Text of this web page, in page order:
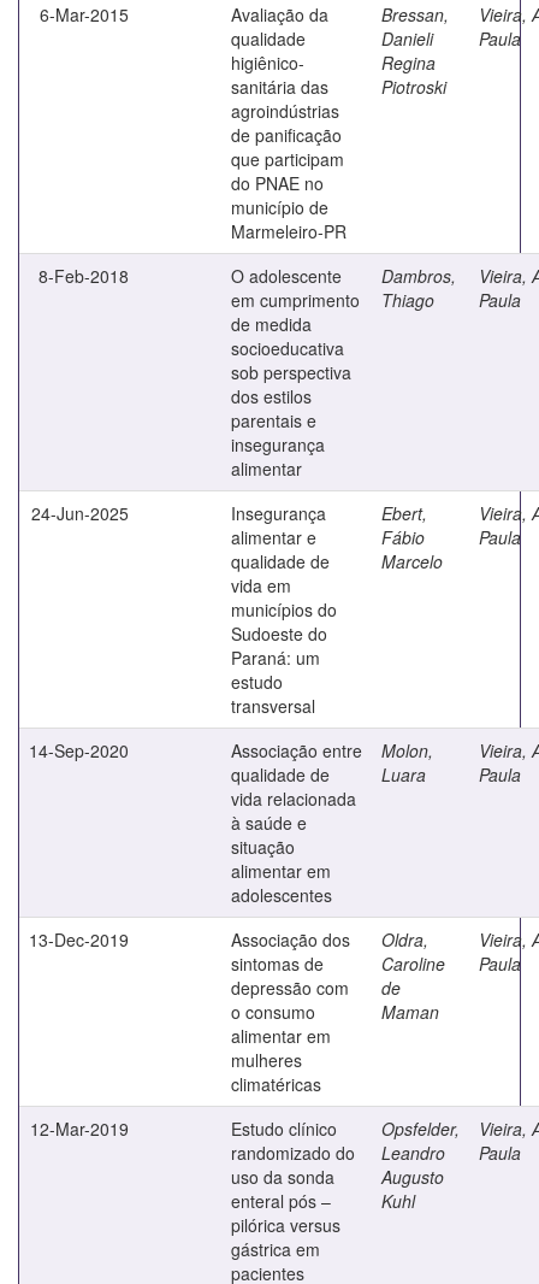
6-Mar-2015
Avaliação da
qualidade
higiênico-
sanitária das
agroindústrias
de panificação
que participam
do PNAE no
município de
Marmeleiro-PR
Bressan,
Danieli
Regina
Piotroski
Vieira,
Paula
8-Feb-2018
O adolescente
em cumprimento
de medida
socioeducativa
sob perspectiva
dos estilos
parentais e
insegurança
alimentar
Dambros,
Thiago
Vieira,
Paula
24-Jun-2025
Insegurança
alimentar e
qualidade de
vida em
municípios do
Sudoeste do
Paraná: um
estudo
transversal
Ebert,
Fábio
Marcelo
Vieira,
Paula
14-Sep-2020
Associação entre
qualidade de
vida relacionada
à saúde e
situação
alimentar em
adolescentes
Molon,
Luara
Vieira,
Paula
13-Dec-2019
Associação dos
sintomas de
depressão com
o consumo
alimentar em
mulheres
climatéricas
Oldra,
Caroline
de
Maman
Vieira,
Paula
12-Mar-2019
Estudo clínico
randomizado do
uso da sonda
enteral pós –
pilórica versus
gástrica em
pacientes
Opsfelder,
Leandro
Augusto
Kuhl
Vieira,
Paula